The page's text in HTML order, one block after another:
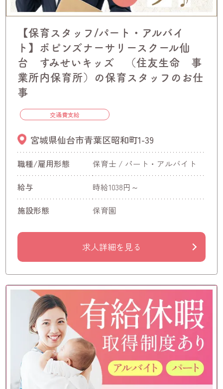
【保育スタッフ/パート・アルバイ
ト】ポピンズナーサリースクール仙
台 すみせいキッズ （住友生命 事
業所内保育所）の保育スタッフのお仕
事
交通費支給
宮城県仙台市青葉区昭和町1-39
職種/雇用形態 保育士 / パート・アルバイト
給与 時給1038円～
施設形態 保育園
求人詳細を見る